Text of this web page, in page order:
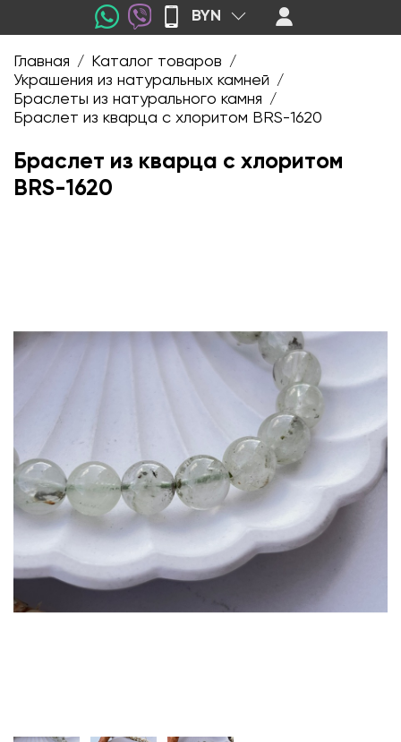
BYN
Главная / Каталог товаров /
Украшения из натуральных камней /
Браслеты из натурального камня /
Браслет из кварца с хлоритом BRS-1620
Браслет из кварца с хлоритом
BRS-1620